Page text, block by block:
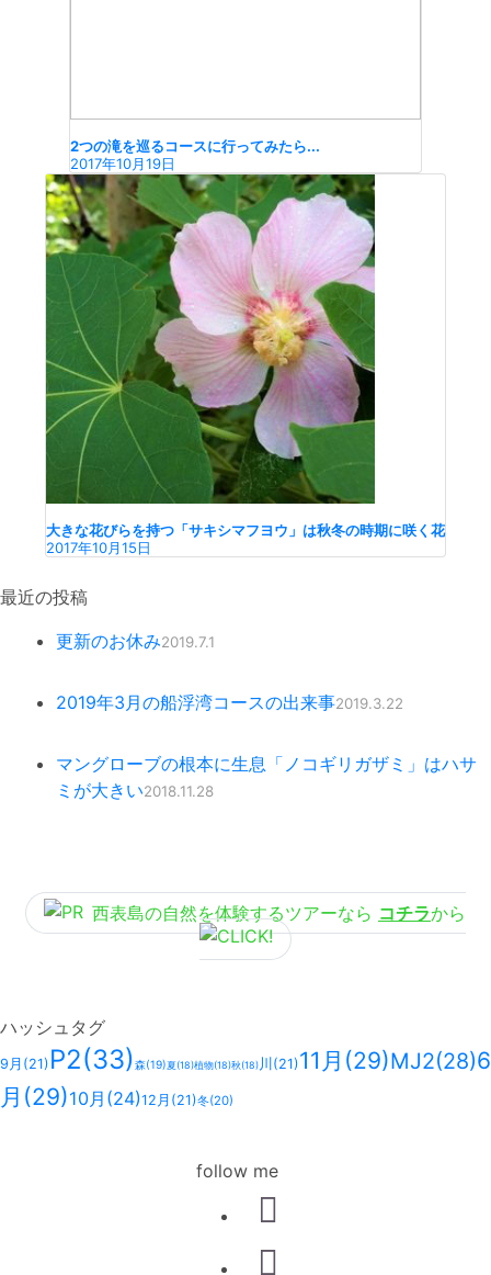
2つの滝を巡るコースに行ってみたら...
2017年10月19日
大きな花びらを持つ「サキシマフヨウ」は秋冬の時期に咲く花
2017年10月15日
最近の投稿
更新のお休み2019.7.1
2019年3月の船浮湾コースの出来事2019.3.22
マングローブの根本に生息「ノコギリガザミ」はハサ
ミが大きい2018.11.28
西表島の自然を体験するツアーなら コチラから
ハッシュタグ
9月 (21) P2(33)森(19)夏(18)植物(18)秋(18)川 (21)11月 (29)MJ2(28)6
月 (29)10月 (24)12月 (21)冬(20)
follow me